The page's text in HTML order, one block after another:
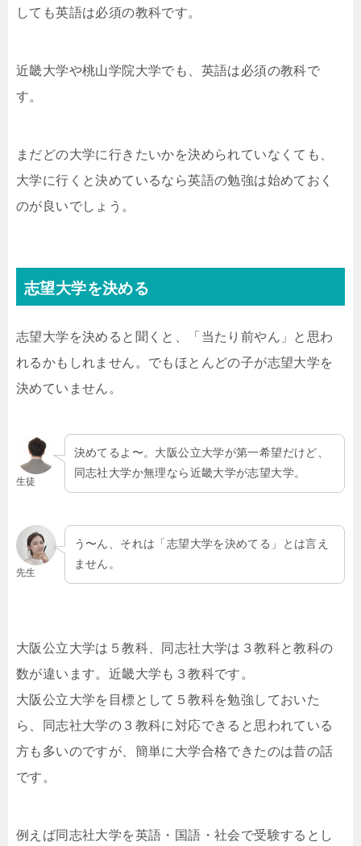
しても英語は必須の教科です。
近畿大学や桃山学院大学でも、英語は必須の教科で
す。
まだどの大学に行きたいかを決められていなくても、
大学に行くと決めているなら英語の勉強は始めておく
のが良いでしょう。
志望大学を決める
志望大学を決めると聞くと、「当たり前やん」と思わ
れるかもしれません。でもほとんどの子が志望大学を
決めていません。
生徒
決めてるよ〜。大阪公立大学が第一希望だけど、
同志社大学か無理なら近畿大学が志望大学。
先生
う〜ん、それは「志望大学を決めてる」とは言え
ません。
大阪公立大学は５教科、同志社大学は３教科と教科の
数が違います。近畿大学も３教科です。
大阪公立大学を目標として５教科を勉強しておいた
ら、同志社大学の３教科に対応できると思われている
方も多いのですが、簡単に大学合格できたのは昔の話
です。
例えば同志社大学を英語・国語・社会で受験するとし